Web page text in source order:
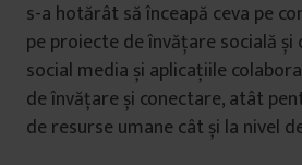
s-a hotărât să înceapă ceva pe
pe proiecte de învățare socială
social media și aplicațiile
de învățare și conectare, atât
de resurse umane cât și la nivel